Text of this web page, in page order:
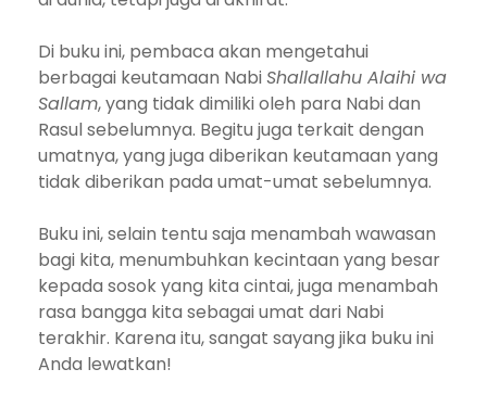
Di buku ini, pembaca akan mengetahui
berbagai keutamaan NabiShallallahu Alaihi wa
Sallam, yang tidak dimiliki oleh para Nabi dan
Rasul sebelumnya. Begitu juga terkait dengan
umatnya, yang juga diberikan keutamaan yang
tidak diberikan pada umat-umat sebelumnya.
Buku ini, selain tentu saja menambah wawasan
bagi kita, menumbuhkan kecintaan yang besar
kepada sosok yang kita cintai, juga menambah
rasa bangga kita sebagai umat dari Nabi
terakhir. Karena itu, sangat sayang jika buku ini
Anda lewatkan!